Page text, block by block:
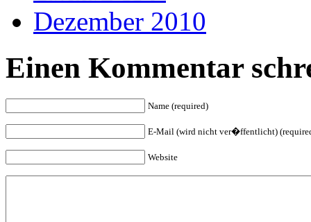
Dezember 2010
Einen Kommentar
Name (required)
E-Mail (wird nicht ver�ffentlicht)
Website